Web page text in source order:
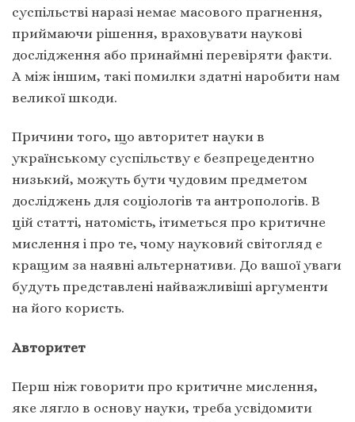
суспільстві наразі немає масового прагнення,
приймаючи рішення, враховувати наукові
дослідження або принаймні перевіряти факти.
А між іншим, такі помилки здатні наробити нам
великої шкоди.
Причини того, що авторитет науки в
українському суспільству є безпрецедентно
низький, можуть бути чудовим предметом
досліджень для соціологів та антропологів. В
цій статті, натомість, ітиметься про критичне
мислення і про те, чому науковий світогляд є
кращим за наявні альтернативи. До вашої уваги
будуть представлені найважливіші аргументи
на його користь.
Авторитет
Перш ніж говорити про критичне мислення,
яке лягло в основу науки, треба усвідомити